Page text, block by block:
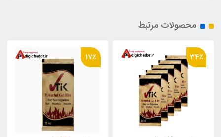
دارد
محصولات مرتبط
34٪ 17٪